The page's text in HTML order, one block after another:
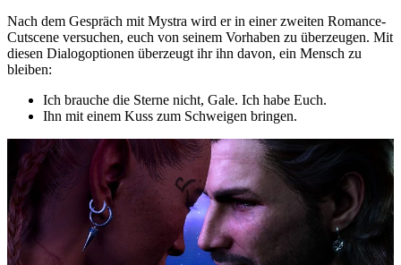
Nach dem Gespräch mit Mystra wird er in einer zweiten Romance-
Cutscene versuchen, euch von seinem Vorhaben zu überzeugen. Mit
diesen Dialogoptionen überzeugt ihr ihn davon, ein Mensch zu
bleiben:
Ich brauche die Sterne nicht, Gale. Ich habe Euch.
Ihn mit einem Kuss zum Schweigen bringen.